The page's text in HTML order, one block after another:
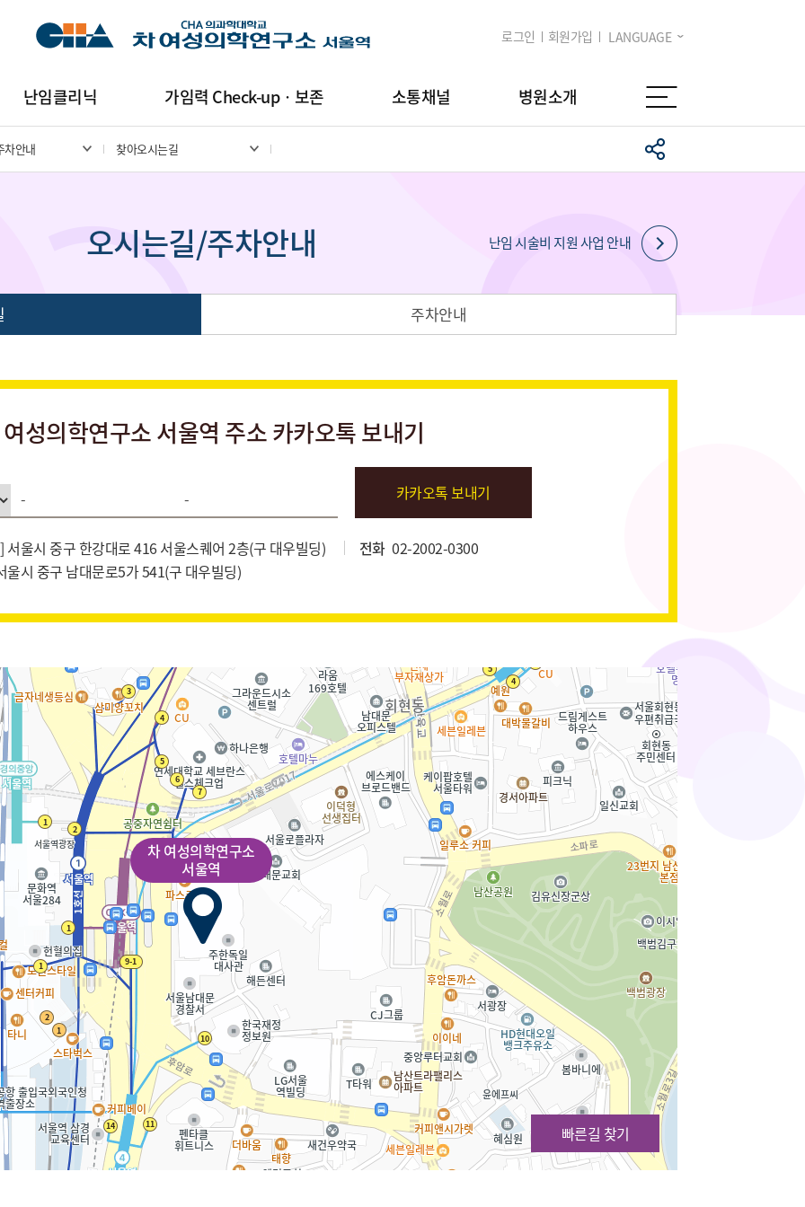
로그인 회원가입 LANGUAGE
난임클리닉 가임력 Check-upㆍ보존 소통채널 병원소개
차안내 찾아오시는길
오시는길/주차안내 난임 시술비 지원 사업 안내
주차안내
성의학연구소 서울역 주소 카카오톡 보내기
- - 카카오톡 보내기
서울시 중구 한강대로 416 서울스퀘어 2층(구 대우빌딩)
울시 중구 남대문로5가 541(구 대우빌딩)
전화 02-2002-0300
차 여성의학연구소
서울역
빠른길 찾기